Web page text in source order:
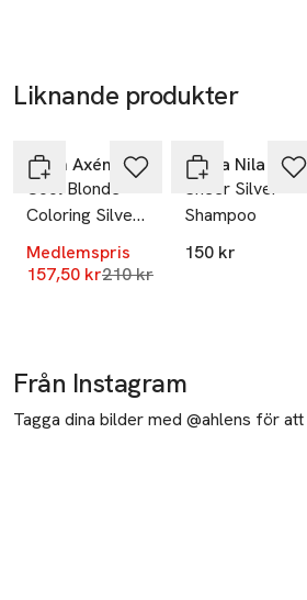
Liknande produkter
Björn Axén
Cool Blonde
Coloring Silver
Shampoo
Medlemspris
157,50 krLägsta pris 30 dagar
210 kr
Maria Nila
Sheer Silver
Shampoo
150 kr
Från Instagram
Tagga dina bilder med @ahlens för